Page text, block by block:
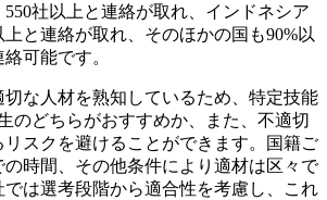
社以上と連絡が取れ、インドネシア
上と連絡が取れ、そのほかの国も90%以
可能です。
切な人材を熟知しているため、特定技能
のどちらがおすすめか、また、不適切
スクを避けることができます。国籍ご
の時間、その他条件により適材は区々で
は選考段階から適合性を考慮し、これ